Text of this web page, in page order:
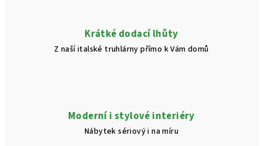
Krátké dodací lhůty
Z naší italské truhlárny přímo k Vám domů
Moderní i stylové interiéry
Nábytek sériový i na míru